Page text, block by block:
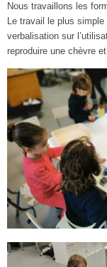
Nous travaillons les
Le travail le plus
verbalisation sur
reproduire une chèvre